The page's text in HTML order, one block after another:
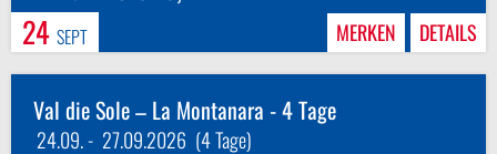
24 SEPT MERKEN DETAILS
Val die Sole – La Montanara - 4 Tage
24.09.- 27.09.2026 (4 Tage)